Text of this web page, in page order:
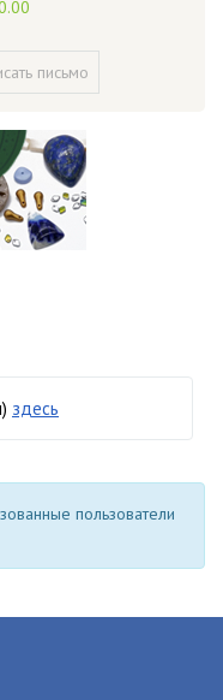
письмо
здесь
пользователи